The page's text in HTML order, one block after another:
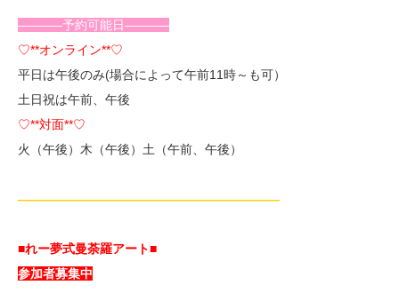
———–予約可能日———–
♡**オンライン**♡
平日は午後のみ(場合によって午前11時～も可）
土日祝は午前、午後
♡**対面**♡
火（午後）木（午後）土（午前、午後）
—————————————————————
■れー夢式曼荼羅アート■
参加者募集中